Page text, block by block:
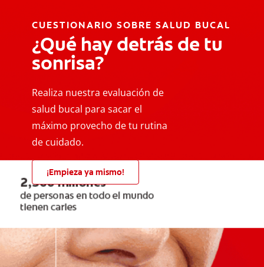
CUESTIONARIO SOBRE SALUD BUCAL
¿Qué hay detrás de tu
sonrisa?
Realiza nuestra evaluación de
salud bucal para sacar el
máximo provecho de tu rutina
de cuidado.
¡Empieza ya mismo!